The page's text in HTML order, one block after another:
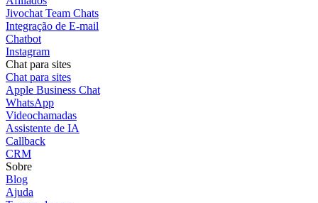
Jivochat Team Chats
Integração de E-mail
Chatbot
Instagram
Chat para sites
Chat para sites
Apple Business Chat
WhatsApp
Videochamadas
Assistente de IA
Callback
CRM
Sobre
Blog
Ajuda